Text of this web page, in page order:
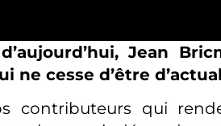
Jean
ne cesse d’être
contributeurs qui